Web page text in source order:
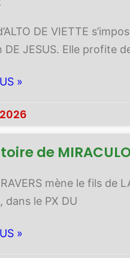
DE VIETTE
DE JESUS. Elle profite
»
de
mène le fils de
dans le PX DU
»